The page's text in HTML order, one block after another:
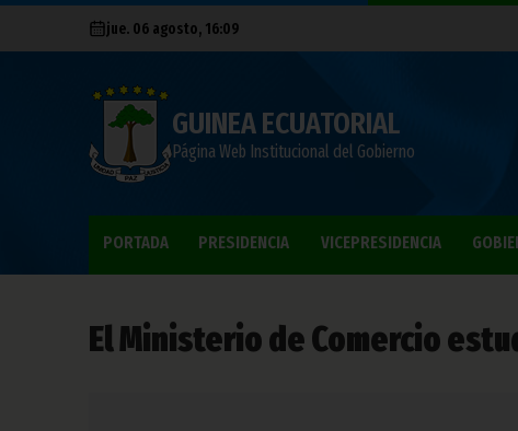
jue. 06 agosto, 16:09
GUINEA ECUATORIAL
Página Web Institucional del Gobierno
PORTADA PRESIDENCIA VICEPRESIDENCIA
El Ministerio de Comercio